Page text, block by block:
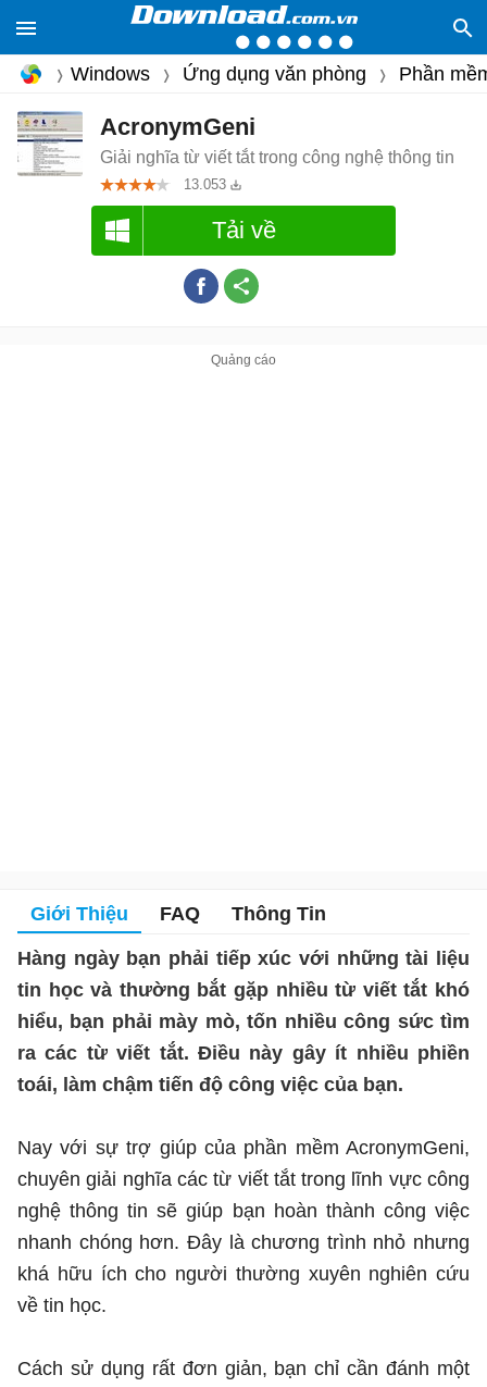
Windows Ứng dụng văn phòng Phần
AcronymGeni
Giải nghĩa từ viết tắt trong công nghệ thông tin
13.053
Tải về
Giới Thiệu FAQ Thông Tin
Hàng ngày bạn phải tiếp xúc với những tài liệu
tin học và thường bắt gặp nhiều từ viết tắt khó
hiểu, bạn phải mày mò, tốn nhiều công sức tìm
ra các từ viết tắt. Điều này gây ít nhiều phiền
toái, làm chậm tiến độ công việc của bạn.
Nay với sự trợ giúp của phần mềm AcronymGeni,
chuyên giải nghĩa các từ viết tắt trong lĩnh vực công
nghệ thông tin sẽ giúp bạn hoàn thành công việc
nhanh chóng hơn. Đây là chương trình nhỏ nhưng
khá hữu ích cho người thường xuyên nghiên cứu
về tin học.
Cách sử dụng rất đơn giản, bạn chỉ cần đánh một